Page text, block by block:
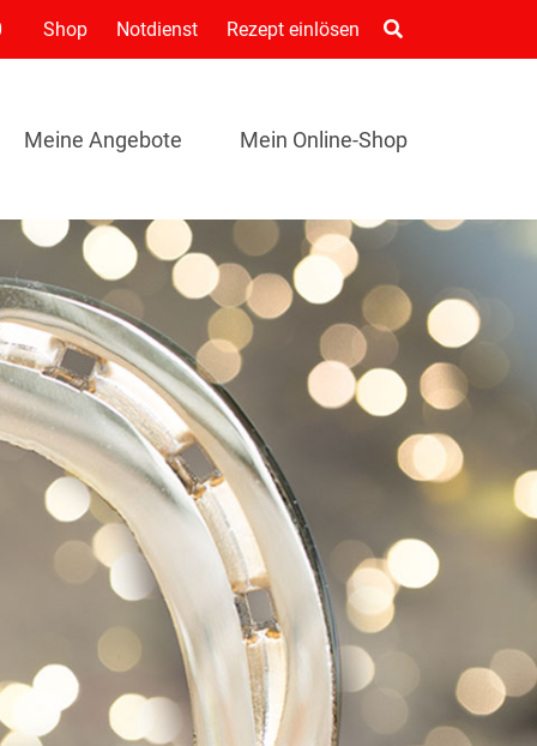
Shop Notdienst Rezept einlösen
Meine Angebote Mein Online-Shop